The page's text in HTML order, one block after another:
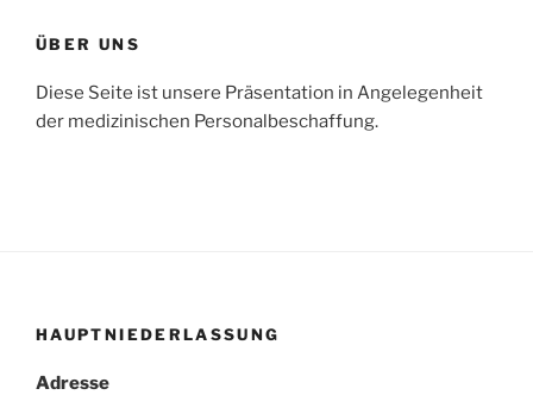
ÜBER UNS
Diese Seite ist unsere Präsentation in Angelegenheit
der medizinischen Personalbeschaffung.
HAUPTNIEDERLASSUNG
Adresse